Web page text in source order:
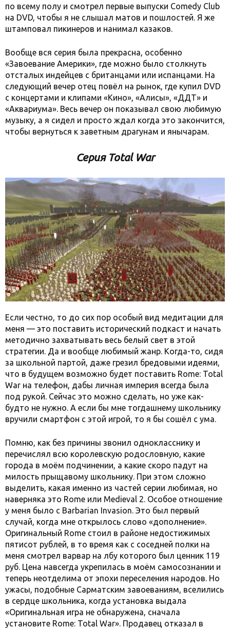
по всему полу и смотрел первые выпуски Comedy Club
на DVD, чтобы я не слышал матов и пошлостей. Я же
штамповал пикинеров и нанимал казаков.
Вообще вся серия была прекрасна, особенно
«Завоевание Америки», где можно было столкнуть
отсталых индейцев с британцами или испанцами. На
следующий вечер отец повёл на рынок, где купил DVD
с концертами и клипами «Кино», «Алисы», «ДДТ» и
«Аквариума». Весь вечер он показывал свою любимую
музыку, а я сидел и просто ждал когда это закончится,
чтобы вернуться к заветным драгунам и янычарам.
Серия Total War
Если честно, то до сих пор особый вид медитации для
меня — это поставить исторический подкаст и начать
методично захватывать весь белый свет в этой
стратегии. Да и вообще любимый жанр. Когда-то, сидя
за школьной партой, даже грезил бредовыми идеями,
что в будущем возможно будет поставить Rome: Total
War на телефон, дабы личная империя всегда была
под рукой. Сейчас это можно сделать, но уже как-
будто не нужно. А если бы мне тогдашнему школьнику
вручили смартфон с этой игрой, то я бы сошёл с ума.
Помню, как без причины звонил однокласснику и
перечислял всю королевскую родословную, какие
города в моём подчинении, а какие скоро падут на
милость прыщавому школьнику. При этом сложно
выделить, какая именно из частей серии любимая, но
наверняка это Rome или Medieval 2. Особое отношение
у меня было с Barbarian Invasion. Это был первый
случай, когда мне открылось слово «дополнение».
Оригинальный Rome стоил в районе недостижимых
пятисот рублей, в то время как c соседней полки на
меня смотрел варвар на лбу которого был ценник 119
руб. Цена навсегда укрепилась в моём самосознании и
теперь неотделима от эпохи переселения народов. Но
ужасы, подобные Сарматским завоеваниям, вселились
в сердце школьника, когда установка выдала
«Оригинальная игра не обнаружена, сначала
установите Rome: Total War». Продавец отказал в